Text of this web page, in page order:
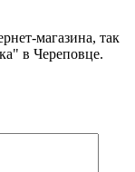
магазина, так
в Череповце.